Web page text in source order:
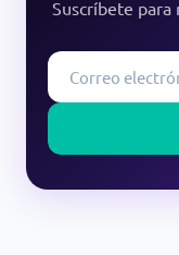
Suscríbete para